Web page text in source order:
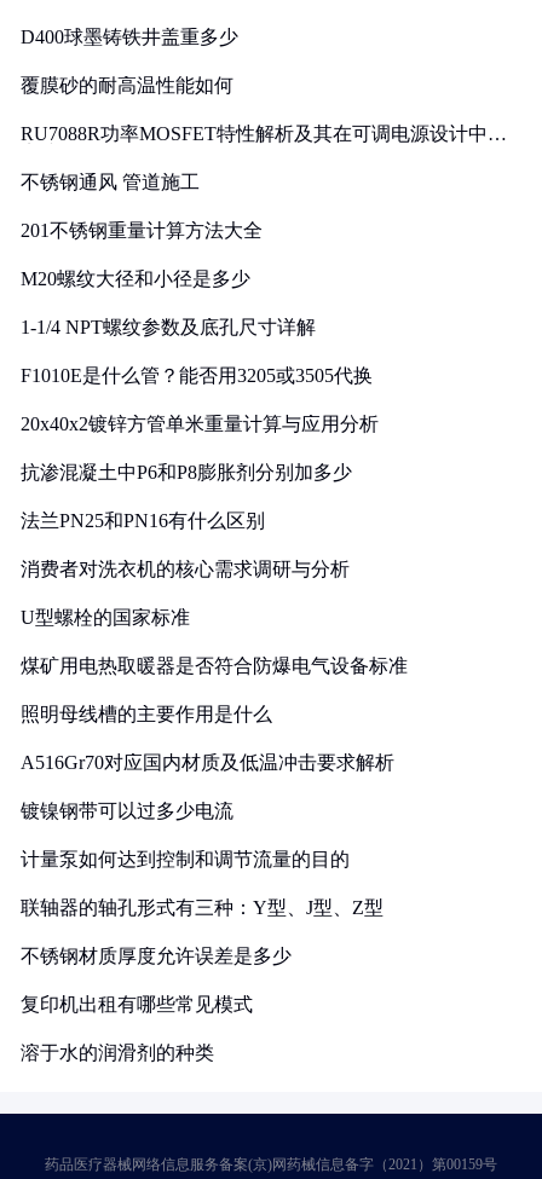
D400球墨铸铁井盖重多少
覆膜砂的耐高温性能如何
RU7088R功率MOSFET特性解析及其在可调电源设计中的
不锈钢通风 管道施工
201不锈钢重量计算方法大全
M20螺纹大径和小径是多少
1-1/4 NPT螺纹参数及底孔尺寸详解
F1010E是什么管？能否用3205或3505代换
20x40x2镀锌方管单米重量计算与应用分析
抗渗混凝土中P6和P8膨胀剂分别加多少
法兰PN25和PN16有什么区别
消费者对洗衣机的核心需求调研与分析
U型螺栓的国家标准
煤矿用电热取暖器是否符合防爆电气设备标准
照明母线槽的主要作用是什么
A516Gr70对应国内材质及低温冲击要求解析
镀镍钢带可以过多少电流
计量泵如何达到控制和调节流量的目的
联轴器的轴孔形式有三种：Y型、J型、Z型
不锈钢材质厚度允许误差是多少
复印机出租有哪些常见模式
溶于水的润滑剂的种类
药品医疗器械网络信息服务备案(京)网药械信息备字（2021）第00159号